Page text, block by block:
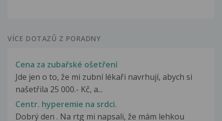
VÍCE DOTAZŮ Z PORADNY
Cena za zubařské ošetření
Jde jen o to, že mi zubní lékaři navrhují, abych si
našetřila 25 000.- Kč, a...
Centr. hyperemie na srdci.
Dobrý den . Na rtg mi napsali, že mám lehkou